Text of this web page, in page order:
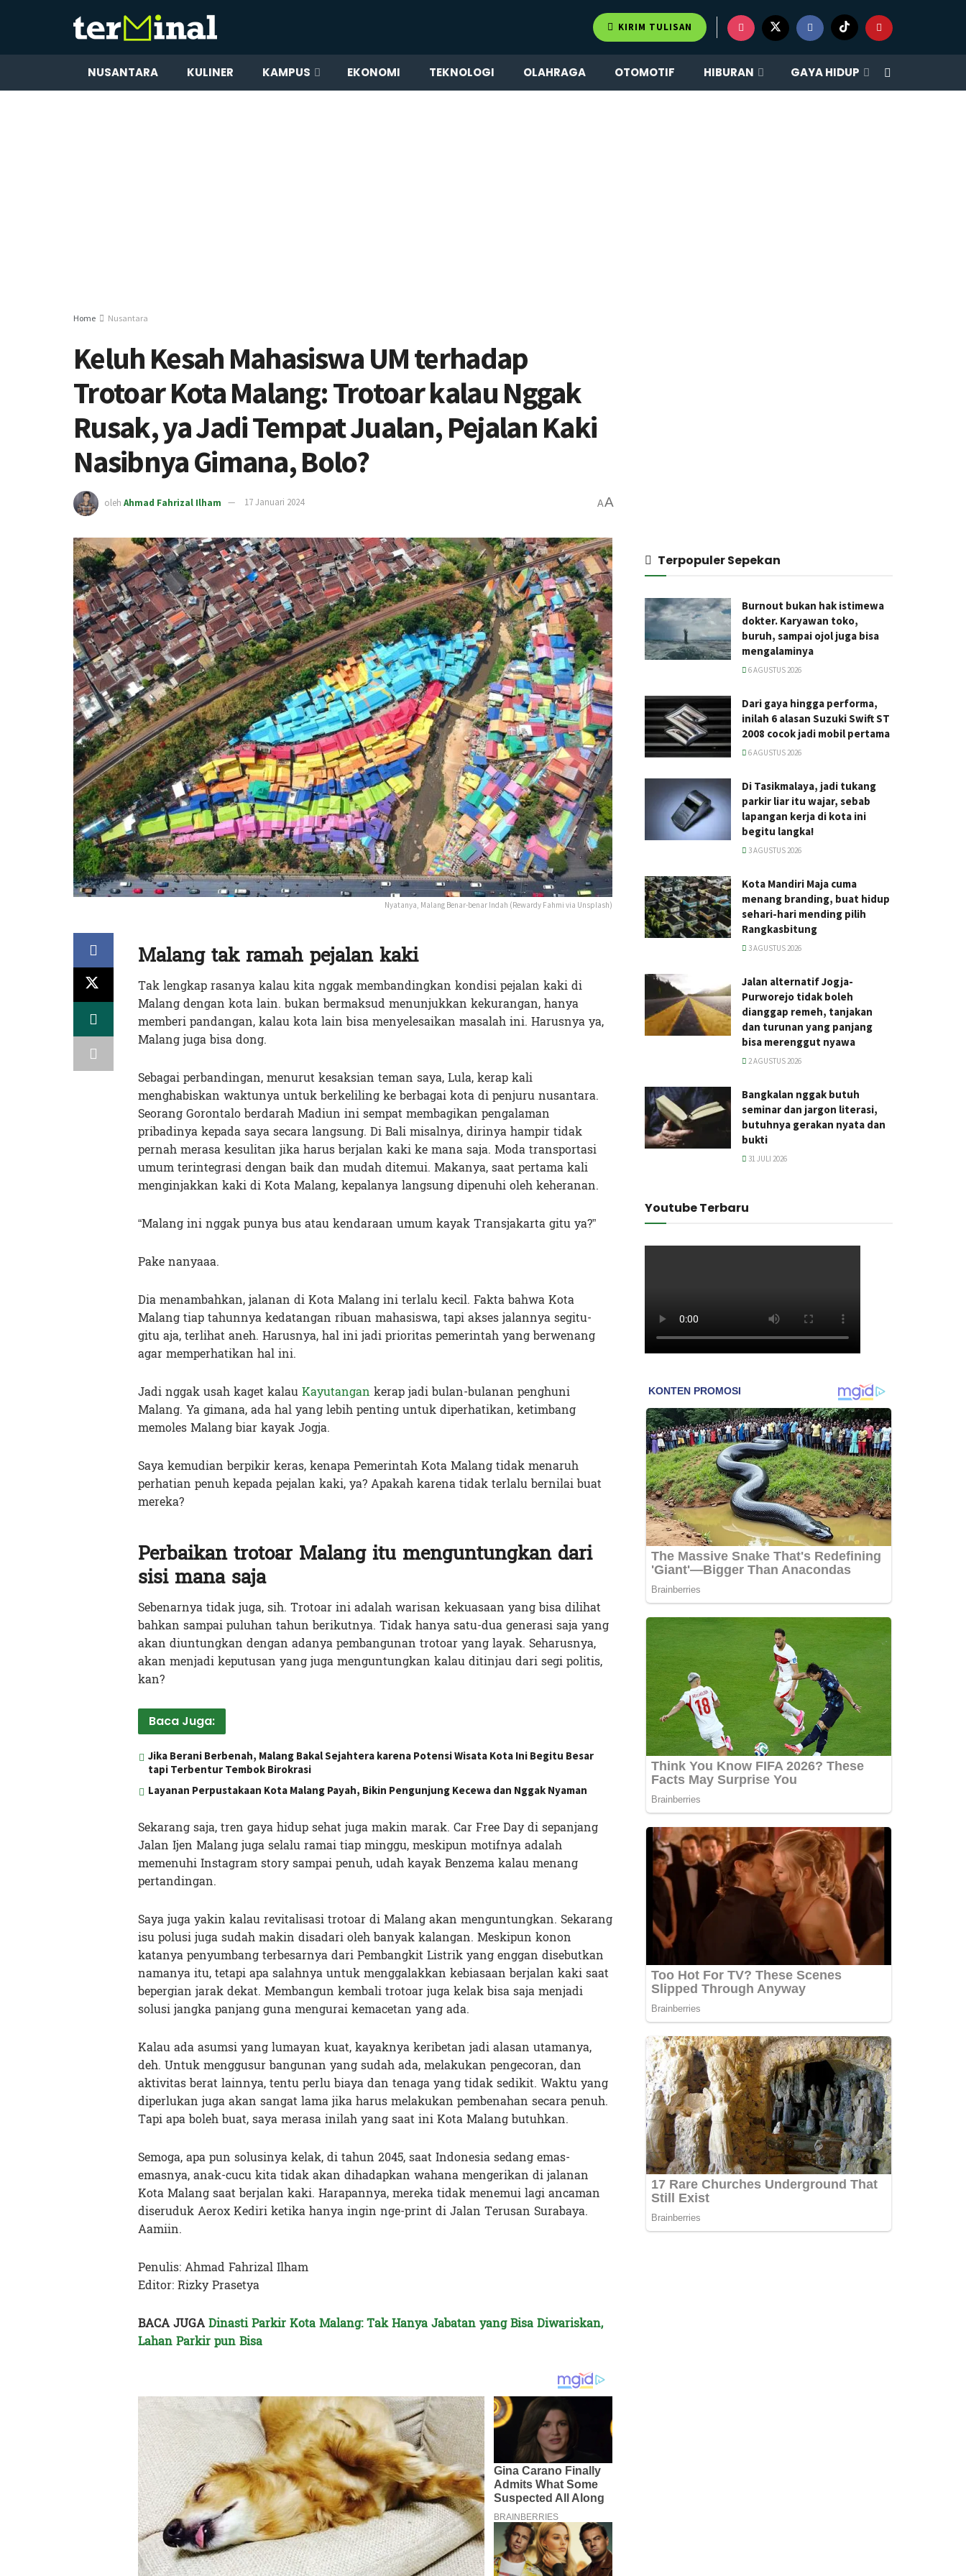
KIRIM TULISAN
NUSANTARA KULINER KAMPUS EKONOMI TEKNOLOGI OLAHRAGA OTOMOTIF HIBURAN GAYA HIDUP
Home Nusantara
Keluh Kesah Mahasiswa UM terhadap
Trotoar Kota Malang: Trotoar kalau Nggak
Rusak, ya Jadi Tempat Jualan, Pejalan Kaki
Nasibnya Gimana, Bolo?
oleh Ahmad Fahrizal Ilham 17 Januari 2024 AA
Nyatanya, Malang Benar-benar Indah (Rewardy Fahmi via Unsplash)
Malang tak ramah pejalan kaki
Tak lengkap rasanya kalau kita nggak membandingkan kondisi pejalan kaki di
Malang dengan kota lain. bukan bermaksud menunjukkan kekurangan, hanya
memberi pandangan, kalau kota lain bisa menyelesaikan masalah ini. Harusnya ya,
Malang juga bisa dong.
Sebagai perbandingan, menurut kesaksian teman saya, Lula, kerap kali
menghabiskan waktunya untuk berkeliling ke berbagai kota di penjuru nusantara.
Seorang Gorontalo berdarah Madiun ini sempat membagikan pengalaman
pribadinya kepada saya secara langsung. Di Bali misalnya, dirinya hampir tidak
pernah merasa kesulitan jika harus berjalan kaki ke mana saja. Moda transportasi
umum terintegrasi dengan baik dan mudah ditemui. Makanya, saat pertama kali
menginjakkan kaki di Kota Malang, kepalanya langsung dipenuhi oleh keheranan.
“Malang ini nggak punya bus atau kendaraan umum kayak Transjakarta gitu ya?”
Pake nanyaaa.
Dia menambahkan, jalanan di Kota Malang ini terlalu kecil. Fakta bahwa Kota
Malang tiap tahunnya kedatangan ribuan mahasiswa, tapi akses jalannya segitu-
gitu aja, terlihat aneh. Harusnya, hal ini jadi prioritas pemerintah yang berwenang
agar memperhatikan hal ini.
Jadi nggak usah kaget kalauKayutangan kerap jadi bulan-bulanan penghuni
Malang. Ya gimana, ada hal yang lebih penting untuk diperhatikan, ketimbang
memoles Malang biar kayak Jogja.
Saya kemudian berpikir keras, kenapa Pemerintah Kota Malang tidak menaruh
perhatian penuh kepada pejalan kaki, ya? Apakah karena tidak terlalu bernilai buat
mereka?
Perbaikan trotoar Malang itu menguntungkan dari
sisi mana saja
Sebenarnya tidak juga, sih. Trotoar ini adalah warisan kekuasaan yang bisa dilihat
bahkan sampai puluhan tahun berikutnya. Tidak hanya satu-dua generasi saja yang
akan diuntungkan dengan adanya pembangunan trotoar yang layak. Seharusnya,
akan menjadi keputusan yang juga menguntungkan kalau ditinjau dari segi politis,
kan?
Baca Juga:
Jika Berani Berbenah, Malang Bakal Sejahtera karena Potensi Wisata Kota Ini Begitu Besar
tapi Terbentur Tembok Birokrasi
Layanan Perpustakaan Kota Malang Payah, Bikin Pengunjung Kecewa dan Nggak Nyaman
Sekarang saja, tren gaya hidup sehat juga makin marak. Car Free Day di sepanjang
Jalan Ijen Malang juga selalu ramai tiap minggu, meskipun motifnya adalah
memenuhi Instagram story sampai penuh, udah kayak Benzema kalau menang
pertandingan.
Saya juga yakin kalau revitalisasi trotoar di Malang akan menguntungkan. Sekarang
isu polusi juga sudah makin disadari oleh banyak kalangan. Meskipun konon
katanya penyumbang terbesarnya dari Pembangkit Listrik yang enggan disebutkan
namanya itu, tetapi apa salahnya untuk menggalakkan kebiasaan berjalan kaki saat
bepergian jarak dekat. Membangun kembali trotoar juga kelak bisa saja menjadi
solusi jangka panjang guna mengurai kemacetan yang ada.
Kalau ada asumsi yang lumayan kuat, kayaknya keribetan jadi alasan utamanya,
deh. Untuk menggusur bangunan yang sudah ada, melakukan pengecoran, dan
aktivitas berat lainnya, tentu perlu biaya dan tenaga yang tidak sedikit. Waktu yang
diperlukan juga akan sangat lama jika harus melakukan pembenahan secara penuh.
Tapi apa boleh buat, saya merasa inilah yang saat ini Kota Malang butuhkan.
Semoga, apa pun solusinya kelak, di tahun 2045, saat Indonesia sedang emas-
emasnya, anak-cucu kita tidak akan dihadapkan wahana mengerikan di jalanan
Kota Malang saat berjalan kaki. Harapannya, mereka tidak menemui lagi ancaman
diseruduk Aerox Kediri ketika hanya ingin nge-print di Jalan Terusan Surabaya.
Aamiin.
Penulis: Ahmad Fahrizal Ilham
Editor: Rizky Prasetya
BACA JUGADinasti Parkir Kota Malang: Tak Hanya Jabatan yang Bisa Diwariskan,
Lahan Parkir pun Bisa
Terpopuler Sepekan
Burnout bukan hak istimewa
dokter. Karyawan toko,
buruh, sampai ojol juga bisa
mengalaminya
6 AGUSTUS 2026
Dari gaya hingga performa,
inilah 6 alasan Suzuki Swift ST
2008 cocok jadi mobil pertama
6 AGUSTUS 2026
Di Tasikmalaya, jadi tukang
parkir liar itu wajar, sebab
lapangan kerja di kota ini
begitu langka!
3 AGUSTUS 2026
Kota Mandiri Maja cuma
menang branding, buat hidup
sehari-hari mending pilih
Rangkasbitung
3 AGUSTUS 2026
Jalan alternatif Jogja-
Purworejo tidak boleh
dianggap remeh, tanjakan
dan turunan yang panjang
bisa merenggut nyawa
2 AGUSTUS 2026
Bangkalan nggak butuh
seminar dan jargon literasi,
butuhnya gerakan nyata dan
bukti
31 JULI 2026
Youtube Terbaru